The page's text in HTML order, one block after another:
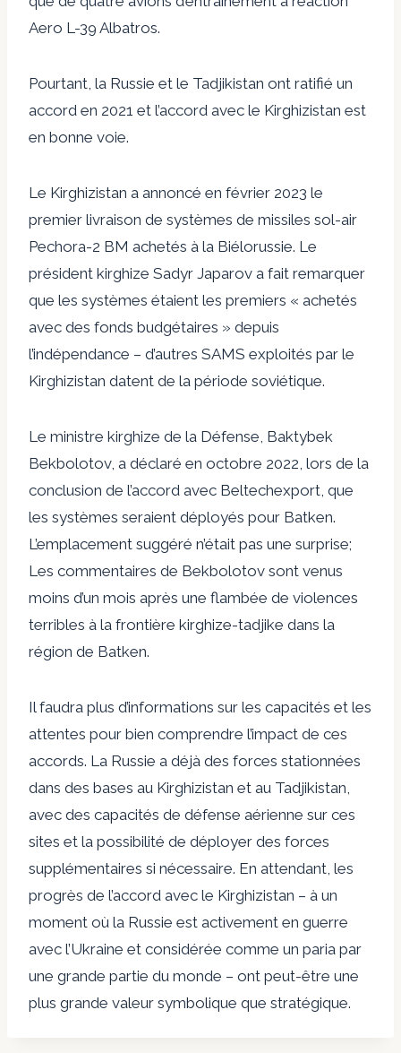
Aero L-39 Albatros.
Pourtant, la Russie et le Tadjikistan ont ratifié un
accord en 2021 et l’accord avec le Kirghizistan est
en bonne voie.
Le Kirghizistan a annoncé en février 2023 le
premier livraison de systèmes de missiles sol-air
Pechora-2 BM achetés à la Biélorussie. Le
président kirghize Sadyr Japarov a fait remarquer
que les systèmes étaient les premiers « achetés
avec des fonds budgétaires » depuis
l’indépendance – d’autres SAMS exploités par le
Kirghizistan datent de la période soviétique.
Le ministre kirghize de la Défense, Baktybek
Bekbolotov, a déclaré en octobre 2022, lors de la
conclusion de l’accord avec Beltechexport, que
les systèmes seraient déployés pour Batken.
L’emplacement suggéré n’était pas une surprise;
Les commentaires de Bekbolotov sont venus
moins d’un mois après une flambée de violences
terribles à la frontière kirghize-tadjike dans la
région de Batken.
Il faudra plus d’informations sur les capacités et les
attentes pour bien comprendre l’impact de ces
accords. La Russie a déjà des forces stationnées
dans des bases au Kirghizistan et au Tadjikistan,
avec des capacités de défense aérienne sur ces
sites et la possibilité de déployer des forces
supplémentaires si nécessaire. En attendant, les
progrès de l’accord avec le Kirghizistan – à un
moment où la Russie est activement en guerre
avec l’Ukraine et considérée comme un paria par
une grande partie du monde – ont peut-être une
plus grande valeur symbolique que stratégique.